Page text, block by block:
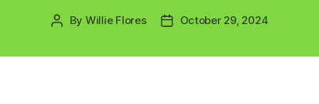
Post
By Willie Flores
PostOctober 29, 2024